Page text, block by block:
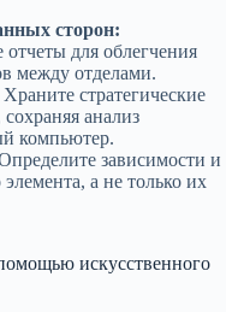
сторон:
для облегчения
между отделами.
Храните стратегические
анализ
компьютер.
зависимости и
а не только их
искусственного